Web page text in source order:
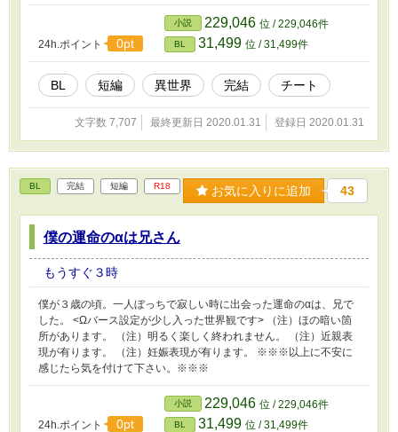
24h.ポイント 0pt
小説 229,046 位 / 229,046件
BL 31,499 位 / 31,499件
BL 短編 異世界 完結 チート
文字数 7,707 最終更新日 2020.01.31 登録日 2020.01.31
BL 完結 短編 R18 お気に入りに追加 43
僕の運命のαは兄さん
もうすぐ３時
僕が３歳の頃。一人ぼっちで寂しい時に出会った運命のαは、兄で
した。 <Ωバース設定が少し入った世界観です> （注）ほの暗い箇
所があります。 （注）明るく楽しく終われません。 （注）近親表
現が有ります。 （注）妊娠表現が有ります。 ※※※以上に不安に
感じたら気を付けて下さい。※※※
24h.ポイント 0pt
小説 229,046 位 / 229,046件
BL 31,499 位 / 31,499件